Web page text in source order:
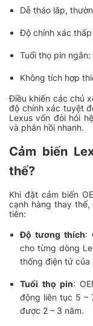
Dễ tháo lắp,
Độ chính xác
Tuổi thọ pin ngắn:
Không tích hợp
Điều khiến các chủ
độ chính xác tuyệt
Lexus vốn đòi hỏi
và phản hồi nhanh.
Cảm biến
thế?
Khi đặt cảm biến
cạnh hàng thay
tiên:
Độ tương thích:
cho từng dòng
thống điện tử của
Tuổi thọ pin:
động liên tục 5 –
được 2 – 3 năm.